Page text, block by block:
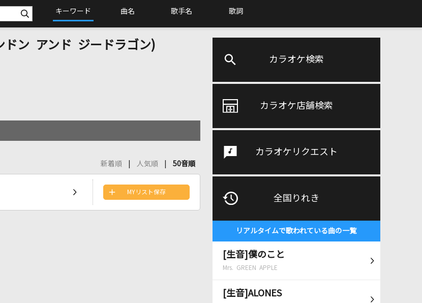
キーワード 曲名 歌手名 歌詞
カラオケ検索
カラオケ店舗検索
カラオケリクエスト
全国りれき
リアルタイムで歌われている曲の一覧
[生音]僕のこと
Mrs. GREEN APPLE
[生音]ALONES
ドン アンド ジードラゴン)
新着順
人気順 50音順
MYリスト保存